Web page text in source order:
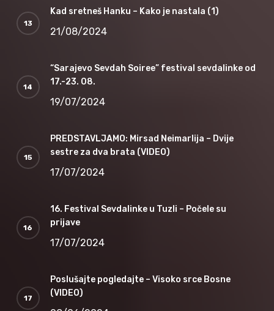
Kad sretneš Hanku – Kako je nastala (1)
21/08/2024
“Sarajevo Sevdah Soiree” festival sevdalinke od
17.-23. 08.
19/07/2024
PREDSTAVLJAMO: Mirsad Neimarlija – Dvije
sestre za dva brata (VIDEO)
17/07/2024
16. Festival Sevdalinke u Tuzli – Počele su
prijave
17/07/2024
Poslušajte pogledajte – Visoko srce Bosne
(VIDEO)